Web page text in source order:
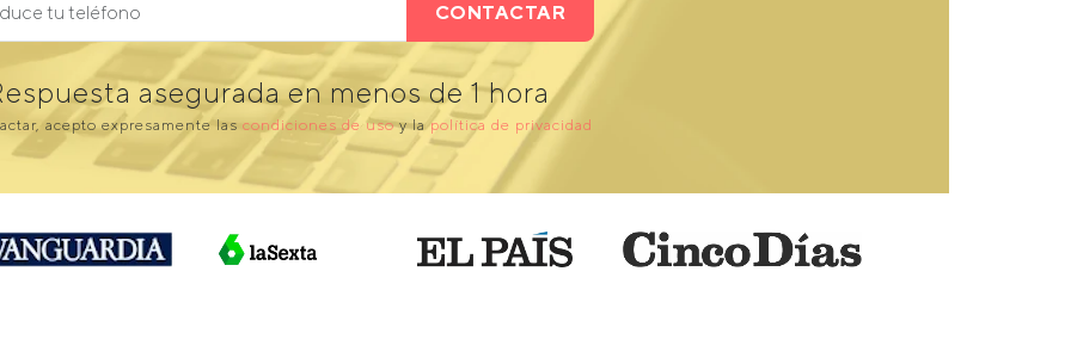
CONTACTAR
asegurada en menos de 1 hora
acepto expresamente las condiciones de usoy lapolítica de privacidad